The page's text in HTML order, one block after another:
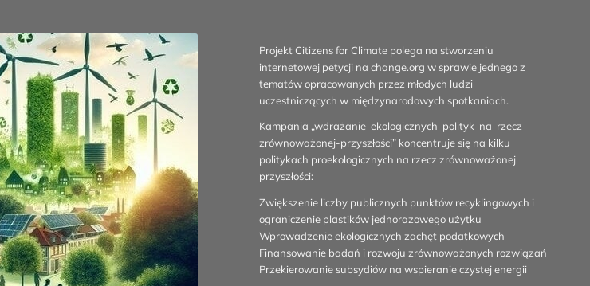
Projekt Citizens for Climate polega na stworzeniu
internetowej petycji nachange.org w sprawie jednego z
tematów opracowanych przez młodych ludzi
uczestniczących w międzynarodowych spotkaniach.
Kampania „wdrażanie-ekologicznych-polityk-na-rzecz-
zrównoważonej-przyszłości” koncentruje się na kilku
politykach proekologicznych na rzecz zrównoważonej
przyszłości:
Zwiększenie liczby publicznych punktów recyklingowych i
ograniczenie plastików jednorazowego użytku
Wprowadzenie ekologicznych zachęt podatkowych
Finansowanie badań i rozwoju zrównoważonych rozwiązań
Przekierowanie subsydiów na wspieranie czystej energii